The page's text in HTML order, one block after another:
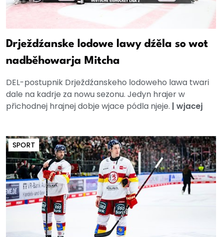
Drježdźanske lodowe lawy dźěla so wot
nadběhowarja Mitcha
DEL-postupnik Drježdźanskeho lodoweho lawa twari
dale na kadrje za nowu sezonu. Jedyn hrajer w
přichodnej hrajnej dobje wjace pódla njeje. | wjacej
SPORT